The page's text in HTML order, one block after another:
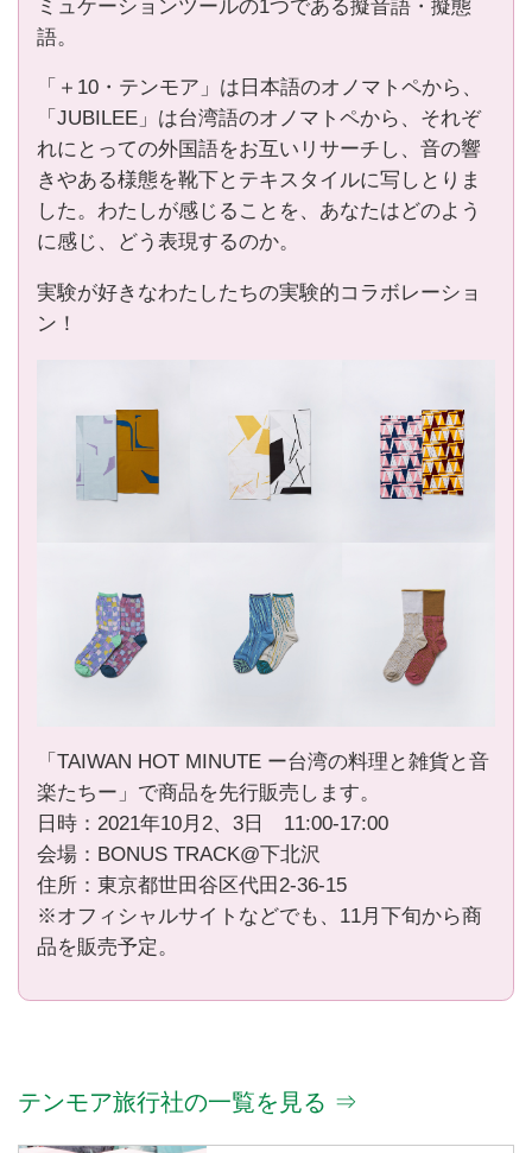
ミュケーションツールの1つである擬音語・擬態
語。
「＋10・テンモア」は日本語のオノマトペから、
「JUBILEE」は台湾語のオノマトペから、それぞ
れにとっての外国語をお互いリサーチし、音の響
きやある様態を靴下とテキスタイルに写しとりま
した。わたしが感じることを、あなたはどのよう
に感じ、どう表現するのか。
実験が好きなわたしたちの実験的コラボレーショ
ン！
「TAIWAN HOT MINUTE ー台湾の料理と雑貨と音
楽たちー」で商品を先行販売します。
日時：2021年10月2、3日 11:00-17:00
会場：BONUS TRACK@下北沢
住所：東京都世田谷区代田2-36-15
※オフィシャルサイトなどでも、11月下旬から商
品を販売予定。
テンモア旅行社の一覧を見る ⇒